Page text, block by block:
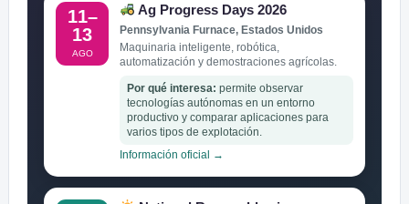
11–
13
AGO
Ag Progress Days 2026
Pennsylvania Furnace, Estados Unidos
Maquinaria inteligente, robótica,
automatización y demostraciones agrícolas.
Por qué interesa: permite observar
tecnologías autónomas en un entorno
productivo y comparar aplicaciones para
varios tipos de explotación.
Información oficial →